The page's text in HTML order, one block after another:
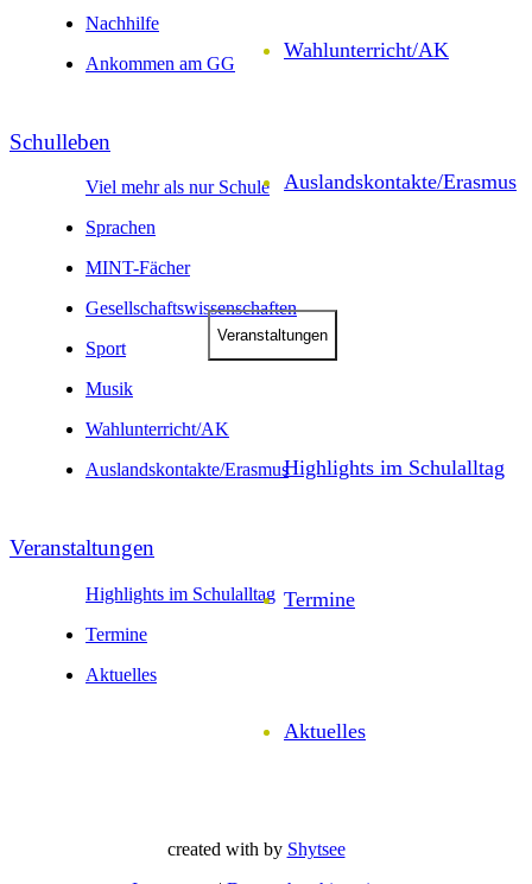
Wahl­unter­richt/AK
Auslands­kontakte/Erasmus
Veranstal­tungen
Highlights im Schulalltag
Termine
Aktuelles
Nachhilfe
Ankommen am GG
Schul­leben
Viel mehr als nur Schule
Sprachen
MINT-Fächer
Gesell­schafts­wissen­schaften
Sport
Musik
Wahl­unter­richt/AK
Auslands­kontakte/Erasmus
Veranstal­tungen
Highlights im Schulalltag
Termine
Aktuelles
created with by Shytsee